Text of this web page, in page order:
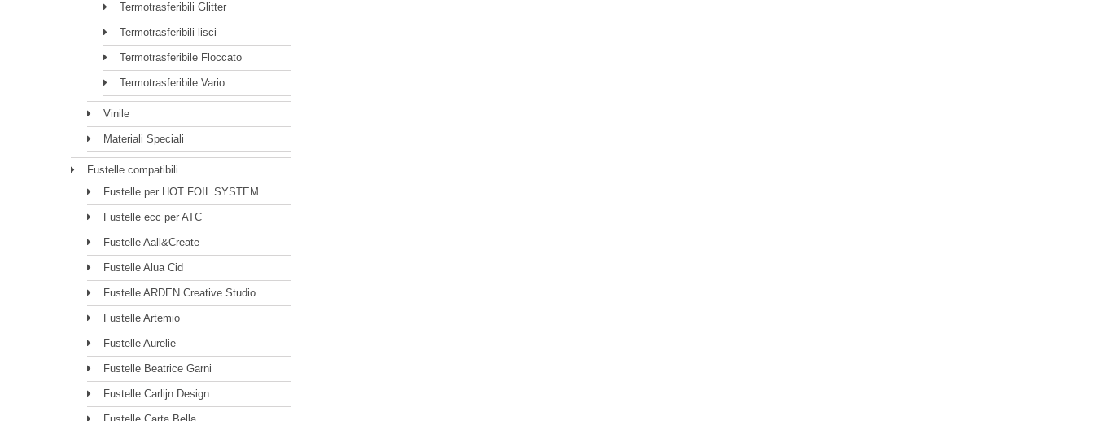
Termotrasferibili Glitter
Termotrasferibili lisci
Termotrasferibile Floccato
Termotrasferibile Vario
Vinile
Materiali Speciali
Fustelle compatibili
Fustelle per HOT FOIL SYSTEM
Fustelle ecc per ATC
Fustelle Aall&Create
Fustelle Alua Cid
Fustelle ARDEN Creative Studio
Fustelle Artemio
Fustelle Aurelie
Fustelle Beatrice Garni
Fustelle Carlijn Design